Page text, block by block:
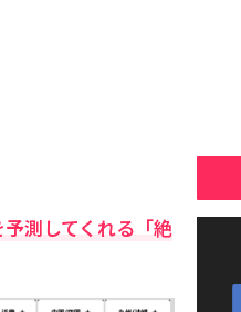
測してくれる「絶